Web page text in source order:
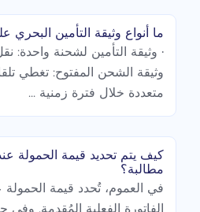
ما أنواع وثيقة التأمين البحري
• وثيقة التأمين لشحنة واحدة:
وثيقة الشحن المفتوح: تغطي
متعددة خلال فترة زمنية ...
كيف يتم تحديد قيمة الحمولة
مطالبة؟
في العموم، تُحدد قيمة الحمولة